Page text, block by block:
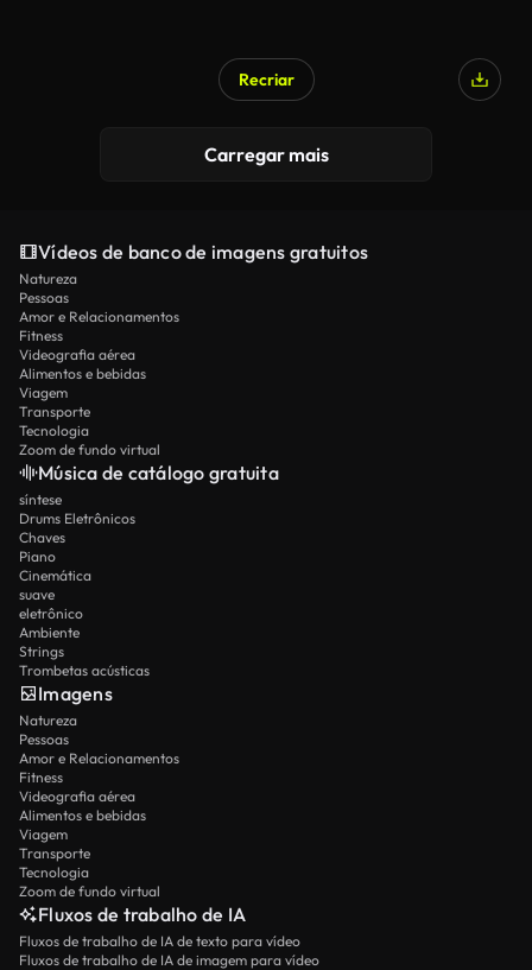
Recriar
Carregar mais
Vídeos de banco de imagens gratuitos
Natureza
Pessoas
Amor e Relacionamentos
Fitness
Videografia aérea
Alimentos e bebidas
Viagem
Transporte
Tecnologia
Zoom de fundo virtual
Música de catálogo gratuita
síntese
Drums Eletrônicos
Chaves
Piano
Cinemática
suave
eletrônico
Ambiente
Strings
Trombetas acústicas
Imagens
Natureza
Pessoas
Amor e Relacionamentos
Fitness
Videografia aérea
Alimentos e bebidas
Viagem
Transporte
Tecnologia
Zoom de fundo virtual
Fluxos de trabalho de IA
Fluxos de trabalho de IA de texto para vídeo
Fluxos de trabalho de IA de imagem para vídeo